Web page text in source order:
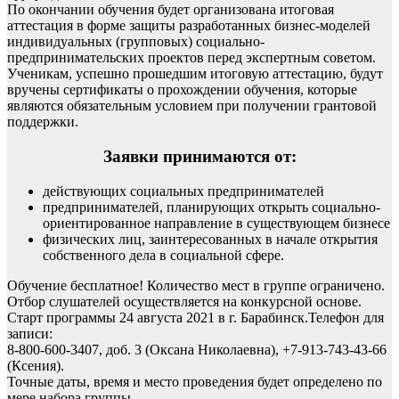
По окончании обучения будет организована итоговая
аттестация в форме защиты разработанных бизнес-моделей
индивидуальных (групповых) социально-
предпринимательских проектов перед экспертным советом.
Ученикам, успешно прошедшим итоговую аттестацию, будут
вручены сертификаты о прохождении обучения, которые
являются обязательным условием при получении грантовой
поддержки.
Заявки принимаются от:
действующих социальных предпринимателей
предпринимателей, планирующих открыть социально-
ориентированное направление в существующем бизнесе
физических лиц, заинтересованных в начале открытия
собственного дела в социальной сфере.
Обучение бесплатное! Количество мест в группе ограничено.
Отбор слушателей осуществляется на конкурсной основе.
Старт программы 24 августа 2021 в г. Барабинск.Телефон для
записи:
8-800-600-3407, доб. 3 (Оксана Николаевна), +7-913-743-43-66
(Ксения).
Точные даты, время и место проведения будет определено по